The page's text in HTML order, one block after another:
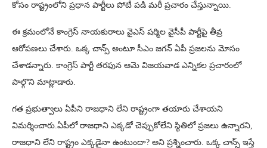
కోసం రాష్ట్రంలోని ప్రధాన పార్టీలు పోటీ పడి మరీ ప్రచారం చేస్తున్నాయి.
ఈ క్రమంలోనే కాంగ్రెస్ నాయకురాలు వైఎస్ షర్మిల వైసీపీ పార్టీపై తీవ్ర
ఆరోపణలు చేశారు. ఒక్క చాన్స్ అంటూ సీఎం జగన్ ఏపీ ప్రజలను మోసం
చేశాడన్నారు. కాంగ్రెస్ పార్టీ తరఫున ఆమె విజయవాడ ఎన్నికల ప్రచారంలో
పాల్గొని మాట్లాడారు.
గత ప్రభుత్వాలు ఏపీని రాజధాని లేని రాష్ట్రంగా తయారు చేశాయని
విమర్శించారు.ఏపీలో రాజధాని ఎక్కడో చెప్పుకోలేని స్థితిలో ప్రజలు ఉన్నారని,
రాజధాని లేని రాష్ట్రం ఎక్కడైనా ఉంటుందా? అని ప్రశ్నించారు. ఒక్క చాన్స్ ఇస్తే